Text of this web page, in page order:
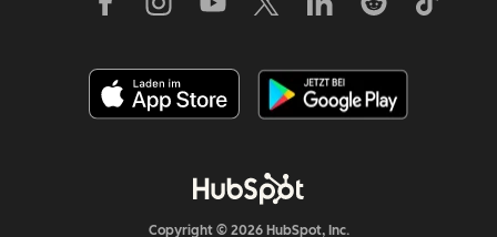
Copyright © 2026 HubSpot, Inc.